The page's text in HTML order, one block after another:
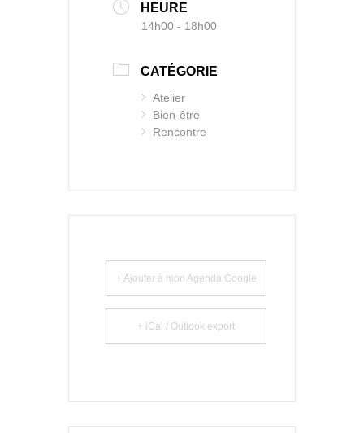
HEURE
14h00 - 18h00
CATÉGORIE
Atelier
Bien-être
Rencontre
+ Ajouter à mon Agenda Google
+ iCal / Outlook export